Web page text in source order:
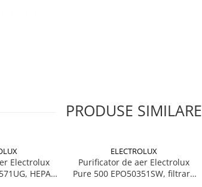
o curatare rapida si
negru lucios, se asorteazaPRODUSE SIMILARE
Electrolux
HEPA,
ELECTROLUX
Purificator de aer Electrolux
Pure 500 EPO50351SW, filtrare